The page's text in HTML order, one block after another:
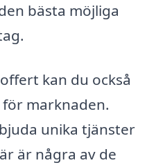
bästa möjliga
kan du också
marknaden.
unika tjänster
är några av de